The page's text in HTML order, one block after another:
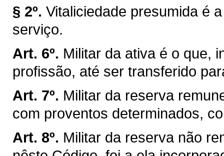
§ 2º. Vitaliciedade presumida é
serviço.
Art. 6º. Militar da ativa é o que,
profissão, até ser transferido
Art. 7º. Militar da reserva
com proventos determinados,
Art. 8º. Militar da reserva não